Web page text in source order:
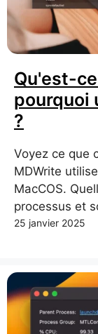
Qu'est-
pourquoi
?
Voyez ce que
MDWrite
MacCOS.
processus et
25 janvier 2025